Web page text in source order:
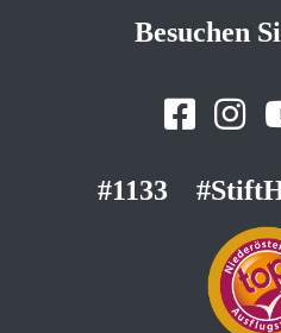
Besuchen
#1133